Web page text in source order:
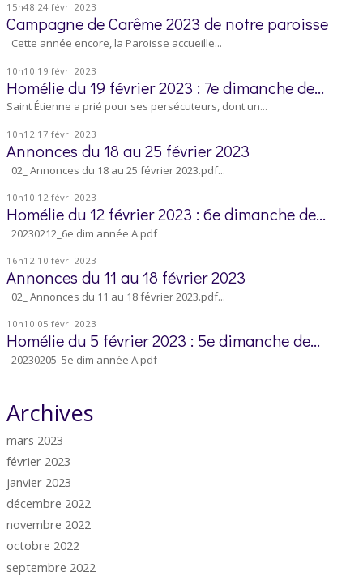
15h48 24 févr. 2023
Campagne de Carême 2023 de notre paroisse
Cette année encore, la Paroisse accueille...
10h10 19 févr. 2023
Homélie du 19 février 2023 : 7e dimanche de...
Saint Étienne a prié pour ses persécuteurs, dont un...
10h12 17 févr. 2023
Annonces du 18 au 25 février 2023
02_ Annonces du 18 au 25 février 2023.pdf...
10h10 12 févr. 2023
Homélie du 12 février 2023 : 6e dimanche de...
20230212_6e dim année A.pdf
16h12 10 févr. 2023
Annonces du 11 au 18 février 2023
02_ Annonces du 11 au 18 février 2023.pdf...
10h10 05 févr. 2023
Homélie du 5 février 2023 : 5e dimanche de...
20230205_5e dim année A.pdf
Archives
mars 2023
février 2023
janvier 2023
décembre 2022
novembre 2022
octobre 2022
septembre 2022